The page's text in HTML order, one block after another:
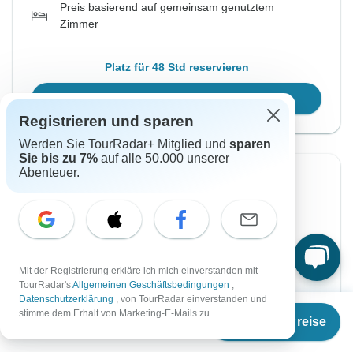
Ab€1.215
Termine & Preise
Preis basierend auf gemeinsam genutztem
Zimmer
Platz für 48 Std reservieren
Reisetermin wählen
Von Sonntag
17 Jan, 2027
Bis Sonntag
31 Jan, 2027
Englisch
Garantierte Durchführung
per person
Registrieren und sparen
Werden Sie TourRadar+ Mitglied und sparen
Sie bis zu 7% auf alle 50.000 unserer
Abenteuer.
Mit der Registrierung erkläre ich mich einverstanden mit
TourRadar'sAllgemeinen Geschäftsbedingungen ,
Datenschutzerklärung , von TourRadar einverstanden und
stimme dem Erhalt von Marketing-E-Mails zu.